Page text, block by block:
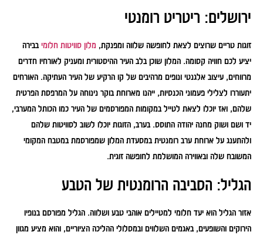
ירושלים: ריטריט רומנטי
זוגות טריים שרוצים לצאת לחופשה שלווה ומפנקת,מלון סוויטות חלומיבבירה
יציע לכם חוויה קסומה. המלון שוכן בלב העיר ההיסטורית ומעניק לאורחיו חדרים
מרווחים, עיצוב אלגנטי ונופים מרהיבים של קו הרקיע של העיר העתיקה. האורחים
יתעוררו לצלילי פעמוני הכנסיות, ייהנו מארוחת בוקר נינוחה על המרפסת הפרטית
שלהם, ואז יוכלו לצאת לטייל במקומות המפורסמים של העיר כמו הכותל המערבי,
יד ושם ושוק מחנה יהודה התוסס. בערב, הזוגות יוכלו לשוב לסוויטות שלהם
ולהתענג על ארוחת ערב רומנטית במסעדת המלון שמפורסמת במטבח המקומי
המשובח שלה ובאווירה המושלמת לחופשה זוגית.
הגליל: הסביבה הרומנטית של הטבע
אזור הגליל הוא יעד חלומי למטיילים אוהבי טבע ושלווה. הגליל מפורסם בנופיו
הירוקים והשופעים, באגמים השלווים ובמסלולי ההליכה הציוריים, והוא מציע מגוון